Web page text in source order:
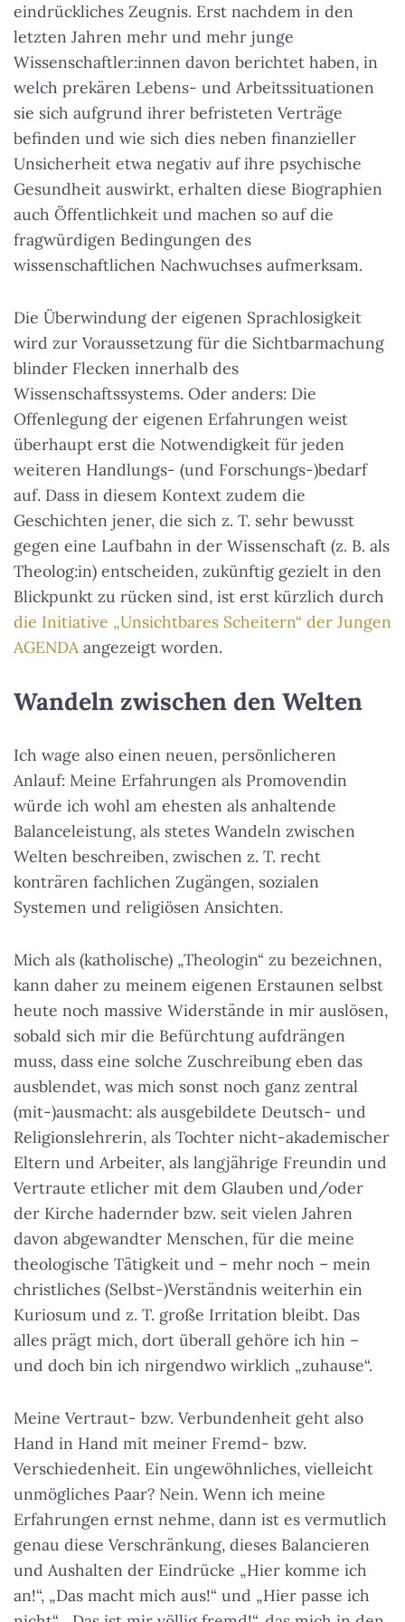
eindrückliches Zeugnis. Erst nachdem in den
letzten Jahren mehr und mehr junge
Wissenschaftler:innen davon berichtet haben, in
welch prekären Lebens- und Arbeitssituationen
sie sich aufgrund ihrer befristeten Verträge
befinden und wie sich dies neben finanzieller
Unsicherheit etwa negativ auf ihre psychische
Gesundheit auswirkt, erhalten diese Biographien
auch Öffentlichkeit und machen so auf die
fragwürdigen Bedingungen des
wissenschaftlichen Nachwuchses aufmerksam.
Die Überwindung der eigenen Sprachlosigkeit
wird zur Voraussetzung für die Sichtbarmachung
blinder Flecken innerhalb des
Wissenschaftssystems. Oder anders: Die
Offenlegung der eigenen Erfahrungen weist
überhaupt erst die Notwendigkeit für jeden
weiteren Handlungs- (und Forschungs-)bedarf
auf. Dass in diesem Kontext zudem die
Geschichten jener, die sich z. T. sehr bewusst
gegen eine Laufbahn in der Wissenschaft (z. B. als
Theolog:in) entscheiden, zukünftig gezielt in den
Blickpunkt zu rücken sind, ist erst kürzlich durch
die Initiative „Unsichtbares Scheitern“ der Jungen
AGENDAangezeigt worden.
Wandeln zwischen den Welten
Ich wage also einen neuen, persönlicheren
Anlauf: Meine Erfahrungen als Promovendin
würde ich wohl am ehesten als anhaltende
Balanceleistung, als stetes Wandeln zwischen
Welten beschreiben, zwischen z. T. recht
konträren fachlichen Zugängen, sozialen
Systemen und religiösen Ansichten.
Mich als (katholische) „Theologin“ zu bezeichnen,
kann daher zu meinem eigenen Erstaunen selbst
heute noch massive Widerstände in mir auslösen,
sobald sich mir die Befürchtung aufdrängen
muss, dass eine solche Zuschreibung eben das
ausblendet, was mich sonst noch ganz zentral
(mit-)ausmacht: als ausgebildete Deutsch- und
Religionslehrerin, als Tochter nicht-akademischer
Eltern und Arbeiter, als langjährige Freundin und
Vertraute etlicher mit dem Glauben und/oder
der Kirche hadernder bzw. seit vielen Jahren
davon abgewandter Menschen, für die meine
theologische Tätigkeit und – mehr noch – mein
christliches (Selbst-)Verständnis weiterhin ein
Kuriosum und z. T. große Irritation bleibt. Das
alles prägt mich, dort überall gehöre ich hin –
und doch bin ich nirgendwo wirklich „zuhause“.
Meine Vertraut- bzw. Verbundenheit geht also
Hand in Hand mit meiner Fremd- bzw.
Verschiedenheit. Ein ungewöhnliches, vielleicht
unmögliches Paar? Nein. Wenn ich meine
Erfahrungen ernst nehme, dann ist es vermutlich
genau diese Verschränkung, dieses Balancieren
und Aushalten der Eindrücke „Hier komme ich
an!“, „Das macht mich aus!“ und „Hier passe ich